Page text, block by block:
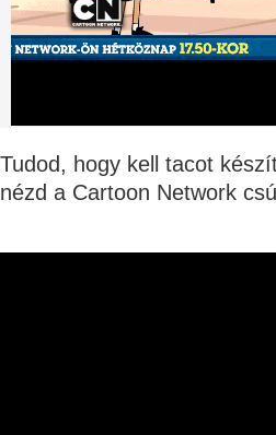
Tudod, hogy kell tacot
nézd a Cartoon Network